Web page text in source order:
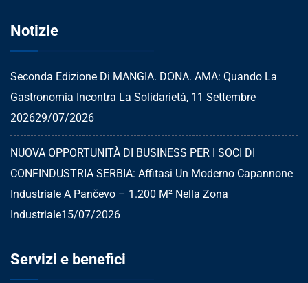
Notizie
Seconda Edizione Di MANGIA. DONA. AMA: Quando La
Gastronomia Incontra La Solidarietà, 11 Settembre
202629/07/2026
NUOVA OPPORTUNITÀ DI BUSINESS PER I SOCI DI
CONFINDUSTRIA SERBIA: Affitasi Un Moderno Capannone
Industriale A Pančevo – 1.200 M² Nella Zona
Industriale15/07/2026
Servizi e benefici